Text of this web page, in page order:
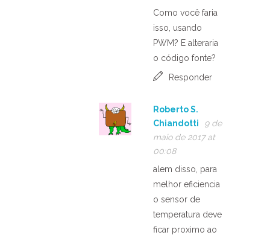
Como você faria
isso, usando
PWM? E alteraria
o código fonte?
Responder
Roberto S.
Chiandotti
9 de
maio de 2017 at
00:08
alem disso, para
melhor eficiencia
o sensor de
temperatura deve
ficar proximo ao